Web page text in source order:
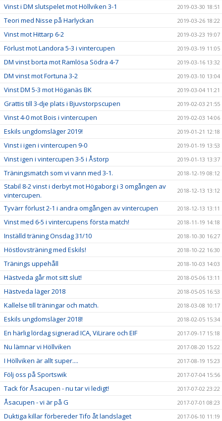
Vinst i DM slutspelet mot Höllviken 3-1 2019-03-30 18:51
Teori med Nisse på Harlyckan 2019-03-26 18:22
Vinst mot Hittarp 6-2 2019-03-23 19:07
Förlust mot Landora 5-3 i vintercupen 2019-03-19 11:05
DM vinst borta mot Ramlösa Södra 4-7 2019-03-16 13:32
DM vinst mot Fortuna 3-2 2019-03-10 13:04
Vinst DM 5-3 mot Höganäs BK 2019-03-04 11:21
Grattis till 3-dje plats i Bjuvstorpscupen 2019-02-03 21:55
Vinst 4-0 mot Bois i vintercupen 2019-02-03 14:06
Eskils ungdomsläger 2019! 2019-01-21 12:18
Vinst i igen i vintercupen 9-0 2019-01-19 13:53
Vinst igen i vintercupen 3-5 i Åstorp 2019-01-13 13:37
Träningsmatch som vi vann med 3-1. 2018-12-19 08:12
Stabil 8-2 vinst i derbyt mot Högaborg i 3 omgången av
vintercupen.
2018-12-13 13:12
Tyvärr förlust 2-1 i andra omgången av vintercupen 2018-12-13 13:11
Vinst med 6-5 i vintercupens första match! 2018-11-19 14:18
Inställd träning Onsdag 31/10 2018-10-30 16:27
Höstlovsträning med Eskils! 2018-10-22 16:30
Tränings uppehåll 2018-10-03 14:03
Hästveda går mot sitt slut! 2018-05-06 13:11
Hästveda läger 2018 2018-05-05 16:53
Kallelse till träningar och match. 2018-03-08 10:17
Eskils ungdomsläger 2018! 2018-02-05 15:34
En härlig lördag signerad ICA, ViLirare och EIF 2017-09-17 15:18
Nu lämnar vi Höllviken 2017-08-20 15:22
I Höllviken är allt super.... 2017-08-19 15:23
Följ oss på Sportswik 2017-07-04 15:56
Tack för Åsacupen - nu tar vi ledigt! 2017-07-02 23:22
Åsacupen - vi är på G 2017-07-01 08:23
Duktiga killar förbereder Tifo åt landslaget 2017-06-10 11:19